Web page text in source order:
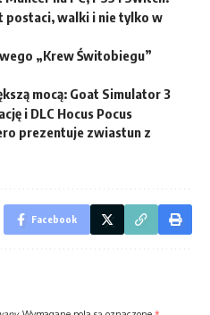
postaci, walki i nie tylko w
„Krew Świtobiegu”
mocą: Goat Simulator 3
i DLC Hocus Pocus
prezentuje zwiastun z
Facebook